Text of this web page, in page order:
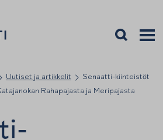
Avaa hakuAvaa
Uutiset ja artikkelit
Senaatti-kiinteistöt
Rahapajasta ja Meripajasta